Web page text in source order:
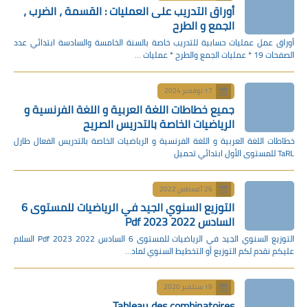
أوراق التدريب على العمليات : القسمة ، الضرب ،
الجمع و الطرح
أوراق عمل عمليات حسابية للتدريب خاصة بالسنة الخامسة والسادسة ابتدائي عدد
الصفحات 19 * عمليات الجمع والطرح * عمليات …
17 نوفمبر 2024
جميع خطاطات اللغة العربية و اللغة الفرنسية و
الرياضيات الخاصة بالتدريس الصريح
خطاطات اللغة العربية و اللغة الفرنسية و الرياضيات الخاصة بالتدريس الفعال طارل
TaRL للمستوى الأول ابتدائي تحميل
26 أغسطس 2022
التوزيع السنوي الجيد في الرياضيات للمستوى 6
السادس 2022 2023 Pdf
التوزيع السنوي الجيد في الرياضيات للمستوى 6 السادس 2022 2023 Pdf السلام
عليكم نقدم لكم التوزيع أو التخطيط السنوي لماد…
19 سبتمبر 2020